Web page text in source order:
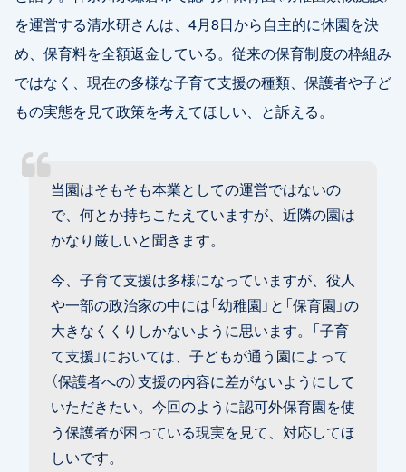
を運営する清水研さんは、4月8日から自主的に休園を決
め、保育料を全額返金している。従来の保育制度の枠組み
ではなく、現在の多様な子育て支援の種類、保護者や子ど
もの実態を見て政策を考えてほしい、と訴える。
当園はそもそも本業としての運営ではないの
で、何とか持ちこたえていますが、近隣の園は
かなり厳しいと聞きます。
今、子育て支援は多様になっていますが、役人
や一部の政治家の中には「幼稚園」と「保育園」の
大きなくくりしかないように思います。「子育
て支援」においては、子どもが通う園によって
（保護者への）支援の内容に差がないようにして
いただきたい。今回のように認可外保育園を使
う保護者が困っている現実を見て、対応してほ
しいです。